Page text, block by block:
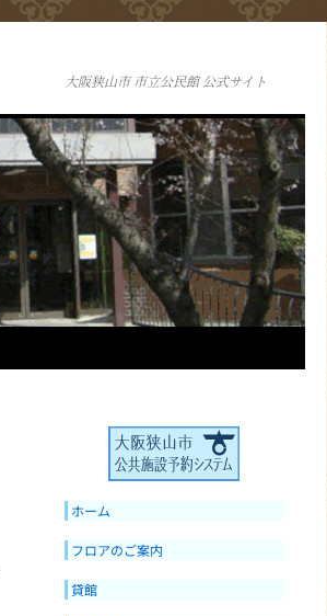
大阪狭山市 市立公民館 公式サイト
ホーム
フロアのご案内
貸館